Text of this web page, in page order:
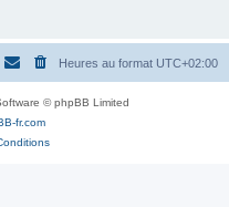
e
Heures au format UTC+02:00
© phpBB Limited
fr.com